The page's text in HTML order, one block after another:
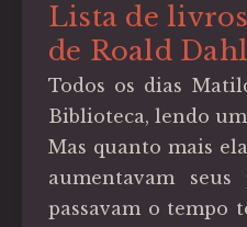
Lista de
de Roald Dahl
Todos os dias
Biblioteca, lendo
Mas quanto mais
aumentavam seus
passavam o tempo